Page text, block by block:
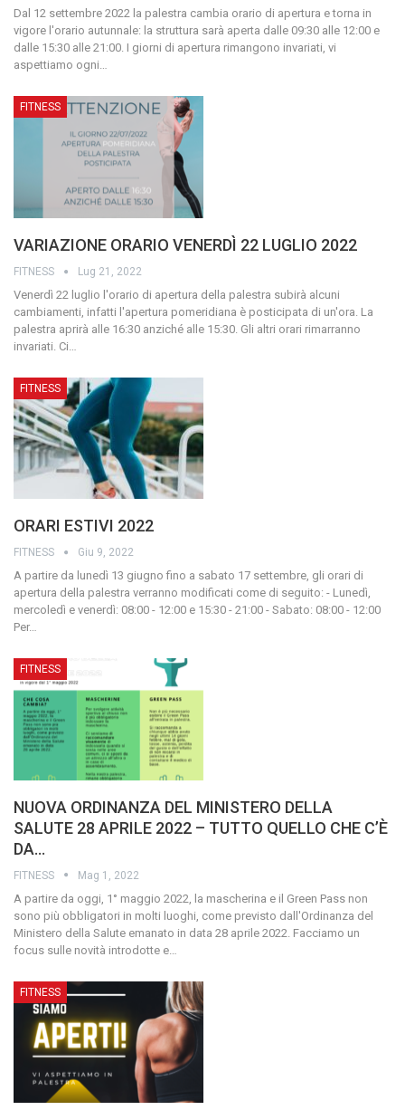
Dal 12 settembre 2022 la palestra cambia orario di apertura e torna in
vigore l'orario autunnale: la struttura sarà aperta dalle 09:30 alle 12:00 e
dalle 15:30 alle 21:00. I giorni di apertura rimangono invariati, vi
aspettiamo ogni…
FITNESS
VARIAZIONE ORARIO VENERDÌ 22 LUGLIO 2022
FITNESS Lug 21, 2022
Venerdì 22 luglio l'orario di apertura della palestra subirà alcuni
cambiamenti, infatti l'apertura pomeridiana è posticipata di un'ora. La
palestra aprirà alle 16:30 anziché alle 15:30. Gli altri orari rimarranno
invariati. Ci
FITNESS
ORARI ESTIVI 2022
FITNESS Giu 9, 2022
A partire da lunedì 13 giugno fino a sabato 17 settembre, gli orari di
apertura della palestra verranno modificati come di seguito: - Lunedì,
mercoledì e venerdì: 08:00 - 12:00 e 15:30 - 21:00 - Sabato: 08:00 - 12:00
Per…
FITNESS
NUOVA ORDINANZA DEL MINISTERO DELLA
SALUTE 28 APRILE 2022 – TUTTO QUELLO CHE C’È
DA…
FITNESS Mag 1, 2022
A partire da oggi, 1° maggio 2022, la mascherina e il Green Pass non
sono più obbligatori in molti luoghi, come previsto dall'Ordinanza del
Ministero della Salute emanato in data 28 aprile 2022. Facciamo un
focus sulle novità introdotte e
FITNESS